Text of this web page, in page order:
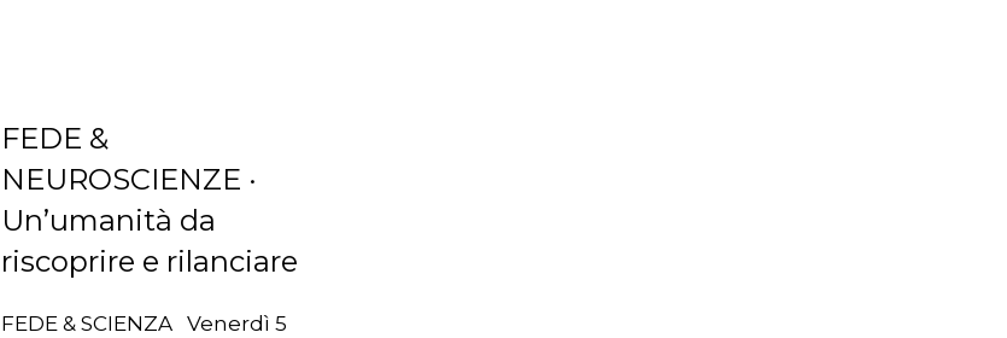
FEDE &
NEUROSCIENZE ·
Un’umanità da
riscoprire e rilanciare
FEDE & SCIENZA Venerdì 5